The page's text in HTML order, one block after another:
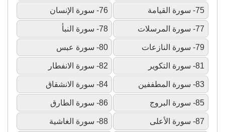
75- سورة القيامة 76- سورة الإنسان
77- سورة المرسلات 78- سورة النبأ
79- سورة النازعات 80- سورة عبس
81- سورة التكوير 82- سورة الانفطار
83- سورة المطففين 84- سورة الانشقاق
85- سورة البروج 86- سورة الطارق
87- سورة الأعلى 88- سورة الغاشية